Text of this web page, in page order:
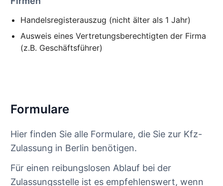
Handelsregisterauszug (nicht älter als 1 Jahr)
Ausweis eines Vertretungsberechtigten der Firma
(z.B. Geschäftsführer)
Formulare
Hier finden Sie alle Formulare, die Sie zur Kfz-
Zulassung in Berlin benötigen.
Für einen reibungslosen Ablauf bei der
Zulassungsstelle ist es empfehlenswert, wenn